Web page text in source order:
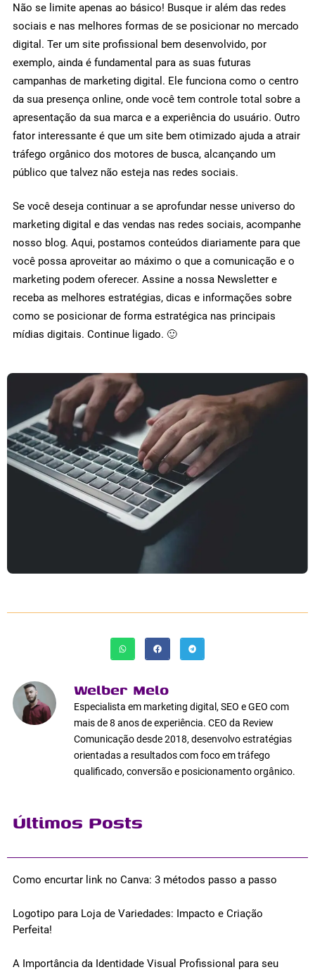
Não se limite apenas ao básico! Busque ir além das redes
sociais e nas melhores formas de se posicionar no mercado
digital. Ter um site profissional bem desenvolvido, por
exemplo, ainda é fundamental para as suas futuras
campanhas de marketing digital. Ele funciona como o centro
da sua presença online, onde você tem controle total sobre a
apresentação da sua marca e a experiência do usuário. Outro
fator interessante é que um site bem otimizado ajuda a atrair
tráfego orgânico dos motores de busca, alcançando um
público que talvez não esteja nas redes sociais.
Se você deseja continuar a se aprofundar nesse universo do
marketing digital e das vendas nas redes sociais, acompanhe
nosso blog. Aqui, postamos conteúdos diariamente para que
você possa aproveitar ao máximo o que a comunicação e o
marketing podem oferecer. Assine a nossa Newsletter e
receba as melhores estratégias, dicas e informações sobre
como se posicionar de forma estratégica nas principais
mídias digitais. Continue ligado. 🙂
Welber Melo
Especialista em marketing digital, SEO e GEO com
mais de 8 anos de experiência. CEO da Review
Comunicação desde 2018, desenvolvo estratégias
orientadas a resultados com foco em tráfego
qualificado, conversão e posicionamento orgânico.
Últimos Posts
Como encurtar link no Canva: 3 métodos passo a passo
Logotipo para Loja de Variedades: Impacto e Criação
Perfeita!
A Importância da Identidade Visual Profissional para seu